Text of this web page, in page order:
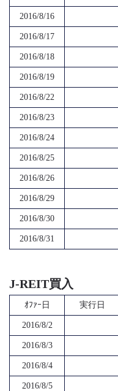
2016/8/16
2016/8/17
2016/8/18
2016/8/19
2016/8/22
2016/8/23
2016/8/24
2016/8/25
2016/8/26
2016/8/29
2016/8/30
2016/8/31
J-REIT買入
ｵﾌｧｰ日 実行日
2016/8/2
2016/8/3
2016/8/4
2016/8/5